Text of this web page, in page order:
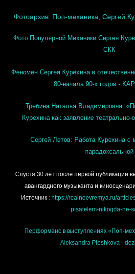
Фотоархив: Поп-механика, Сергей
Фото Популярной Механики Сергея
СКК
Феномен Сергея Курёхина в
80-начала 90-х годов -
Требина Наталья Владимировна.
Курехина как заявление
Сергей Летов: Работа Курехина с
парадоксальной
Спустя 30 лет после первой публикации
авангардного музыканта и
Источник : https://realnoevremya.ru/
pisatelem-nikogda-ne-
Перформанс в выступлениях «Поп-
Aleksandra Pleshkova -